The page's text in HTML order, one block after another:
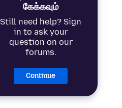
கேக்கவும்
Still need help? Sign
in to ask your
question on our
forums.
Continue